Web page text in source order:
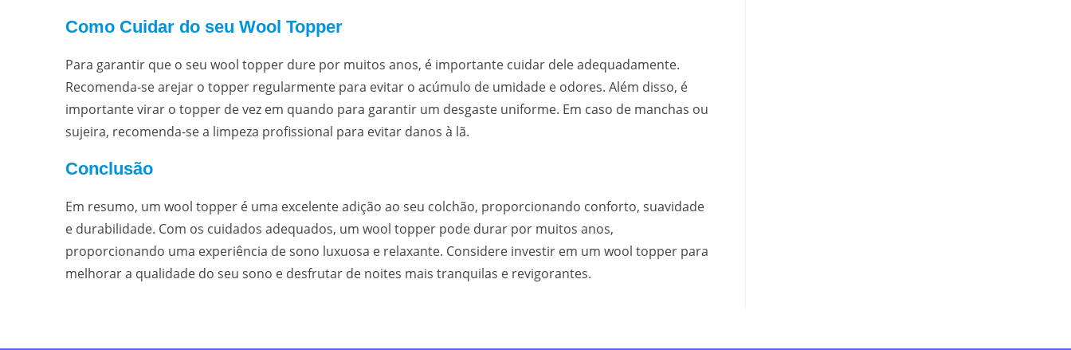
Como Cuidar do seu Wool Topper
Para garantir que o seu wool topper dure por muitos anos, é importante cuidar dele adequadamente.
Recomenda-se arejar o topper regularmente para evitar o acúmulo de umidade e odores. Além disso, é
importante virar o topper de vez em quando para garantir um desgaste uniforme. Em caso de manchas ou
sujeira, recomenda-se a limpeza profissional para evitar danos à lã.
Conclusão
Em resumo, um wool topper é uma excelente adição ao seu colchão, proporcionando conforto, suavidade
e durabilidade. Com os cuidados adequados, um wool topper pode durar por muitos anos,
proporcionando uma experiência de sono luxuosa e relaxante. Considere investir em um wool topper para
melhorar a qualidade do seu sono e desfrutar de noites mais tranquilas e revigorantes.